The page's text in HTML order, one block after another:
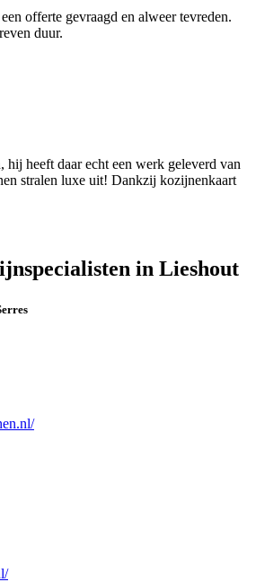
offerte gevraagd en alweer tevreden.
duur.
hij heeft daar echt een werk geleverd van
stralen luxe uit! Dankzij kozijnenkaart
in Lieshout